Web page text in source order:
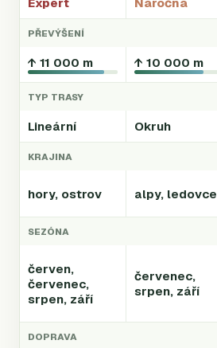
PŘEVÝŠENÍ
↑ 11 000 m ↑ 10 000 m
TYP TRASY
Lineární Okruh
KRAJINA
hory, ostrov alpy, ledovce
SEZÓNA
červen,
červenec,
srpen, září
červenec,
srpen, září
DOPRAVA